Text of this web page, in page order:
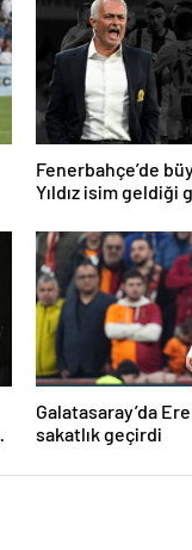
Fenerbahçe’de
Yıldız isim
Galatasaray’da
sakatlık geçirdi